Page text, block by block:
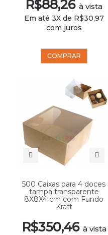
R$88,26 à vista
Em até 3X de R$30,97
com juros
COMPRAR
500 Caixas para 4 doces
tampa transparente
8X8X4 cm com Fundo
Kraft
R$350,46 à vista